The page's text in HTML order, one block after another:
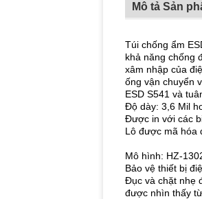
Mô tả Sản
Túi chống ẩm
khả năng chống
xâm nhập của
ống vận chuyển
ESD S541 và
Độ dày: 3,6 Mil
Được in với các
Lô được mã hóa
Mô hình: HZ-
Bảo vệ thiết bị
Đục và chặt nhẹ
được nhìn thấy